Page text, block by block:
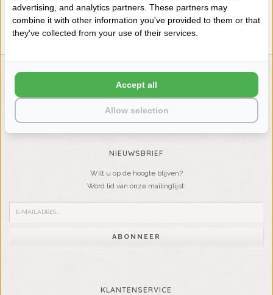
LIENSLINNENWINKEL.NL
VRAGEN? BEL DAN
+31 (0) 575 511817
NIEUWSBRIEF
Wilt u op de hoogte blijven?
Word lid van onze mailinglijst:
ABONNEER
KLANTENSERVICE
advertising, and analytics partners. These partners may
combine it with other information you've provided to them or that
they've collected from your use of their services.
Allow selection
Accept all